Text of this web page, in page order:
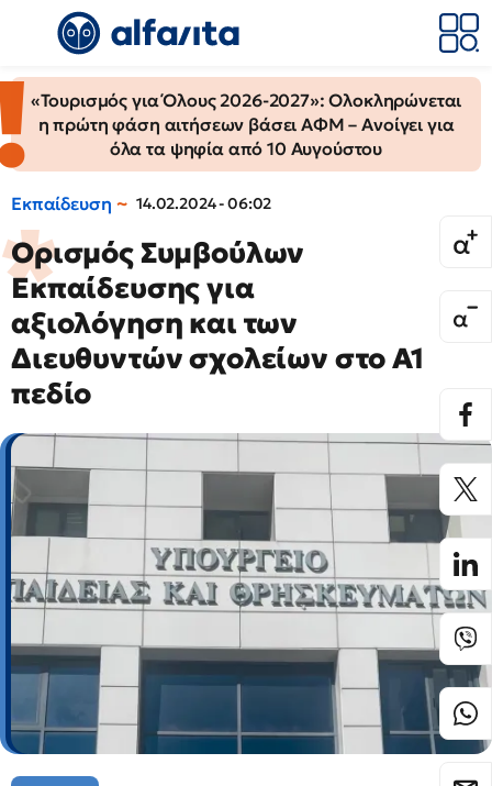
«Τουρισμός για Όλους 2026-2027»: Ολοκληρώνεται
η πρώτη φάση αιτήσεων βάσει ΑΦΜ – Ανοίγει για
όλα τα ψηφία από 10 Αυγούστου
Εκπαίδευση 14.02.2024 - 06:02
Ορισμός Συμβούλων
Εκπαίδευσης για
αξιολόγηση και των
Διευθυντών σχολείων στο Α1
πεδίο